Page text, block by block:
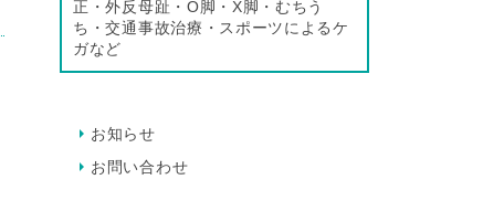
正・外反母趾・O脚・X脚・むちう
ち・交通事故治療・スポーツによるケ
ガなど
お知らせ
お問い合わせ